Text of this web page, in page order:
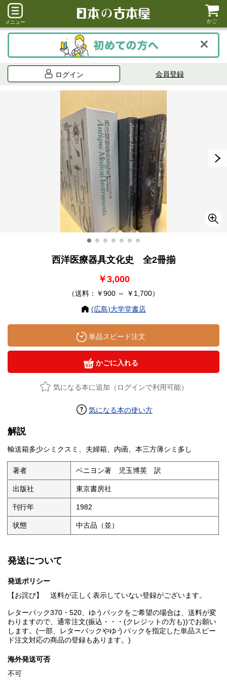
メニュー かご
ログイン 会員登録
西洋医療器具文化史 全2冊揃
￥3,000
（送料：￥900 ～ ￥1,700）
(広島)大学堂書店
単品スピード注文
かごに入れる
気になる本に追加（ログインで利用可能）
気になる本の使い方
解説
輸送箱多少シミクスミ、夫婦箱、内函、本三方薄シミ多し
著者 ベニヨン著 児玉博英 訳
出版社 東京書房社
刊行年 1982
状態 中古品（並）
発送について
発送ポリシー
【お詫び】 送料が正しく表示していない登録がございます。
レターパック370・520、ゆうパックをご希望の場合は、送料が変
わりますので、通常注文(振込・・・(クレジットの方も))でお願い
します。(一部、レターパックやゆうパックを指定した単品スピー
ド注文対応の商品の登録もあります。)
海外発送可否
不可